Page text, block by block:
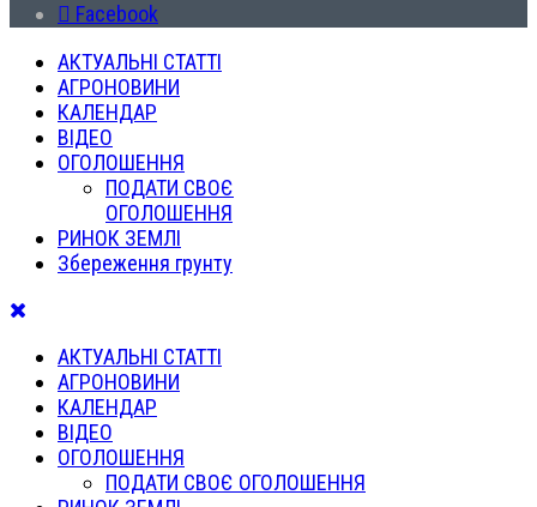
Facebook
АКТУАЛЬНІ СТАТТІ
АГРОНОВИНИ
КАЛЕНДАР
ВІДЕО
ОГОЛОШЕННЯ
ПОДАТИ СВОЄ
ОГОЛОШЕННЯ
РИНОК ЗЕМЛІ
Збереження грунту
АКТУАЛЬНІ СТАТТІ
АГРОНОВИНИ
КАЛЕНДАР
ВІДЕО
ОГОЛОШЕННЯ
ПОДАТИ СВОЄ ОГОЛОШЕННЯ